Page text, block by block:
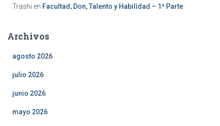
Trashi en Facultad, Don, Talento y Habilidad – 1ª Parte
Archivos
agosto 2026
julio 2026
junio 2026
mayo 2026